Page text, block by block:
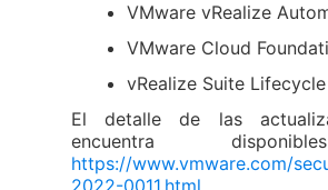
VMware vRealize
VMware Cloud
vRealize Suite
El detalle de las
encuentra
https://www.vmware.com/
2022-0011.html